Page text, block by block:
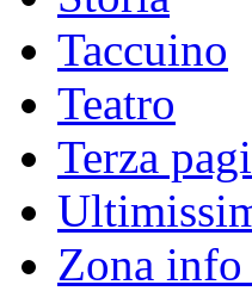
Taccuino
Teatro
Terza
Zona